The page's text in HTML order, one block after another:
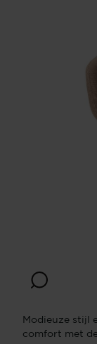
Modieuze stijl
comfort met